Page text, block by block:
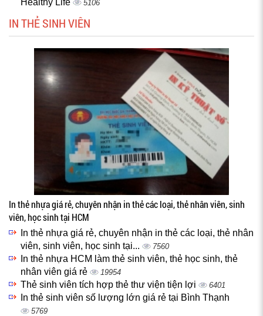
Healthy Life
5106
IN THẺ SINH VIÊN
In thẻ nhựa giá rẻ, chuyên nhận in thẻ các loại, thẻ nhân viên, sinh
viên, học sinh tại HCM
In thẻ nhựa giá rẻ, chuyên nhận in thẻ các loại, thẻ nhân
viên, sinh viên, học sinh tại...
7560
In thẻ nhựa HCM làm thẻ sinh viên, thẻ học sinh, thẻ
nhân viên giá rẻ
19954
Thẻ sinh viên tích hợp thẻ thư viện tiện lợi 6401
In thẻ sinh viên số lượng lớn giá rẻ tại Bình Thạnh
5769